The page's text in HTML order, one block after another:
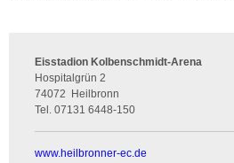
Eisstadion Kolbenschmidt-Arena
Hospitalgrün 2
74072
Heilbronn
Tel. 07131 6448-150
www.heilbronner-ec.de